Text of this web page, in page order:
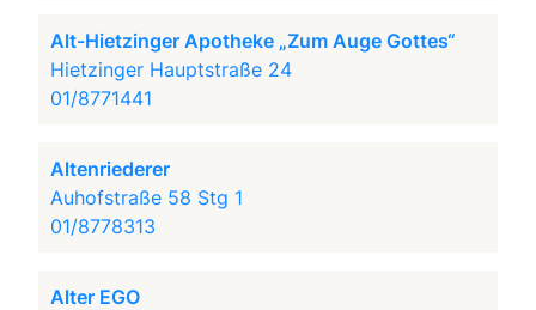
Alt-Hietzinger Apotheke „Zum Auge Gottes“
Hietzinger Hauptstraße 24
01/8771441
Altenriederer
Auhofstraße 58 Stg 1
01/8778313
Alter EGO